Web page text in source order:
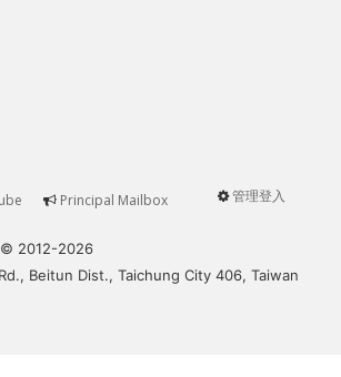
User
管理登入
Principal Mailbox
© 2012-2026
Beitun Dist., Taichung City 406, Taiwan